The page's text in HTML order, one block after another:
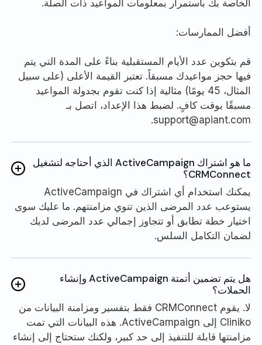
الخاصة بك باستمرار بمعلومات المواعيد ذات الصلة.
أفضل الممارسات:
قم بتكوين عدد الأيام المستقبلية بناءً على المدة التي يتم
فيها حجز مواعيدك مسبقاً. تعتبر القيمة الأعلى (على سبيل
المثال، 45 يومًا) مثالية إذا كنت تقوم بجدولة المواعيد
مسبقًا بوقت كافٍ. لضبط هذا الإعداد، اتصل بـ
support@apiant.com.
ما هو اشتراك ActiveCampaign الذي أحتاجه لتشغيل
CRMConnect؟
يمكنك استخدام أي اشتراك في ActiveCampaign
يستوعب عدد المرضى الذين تنوي مزامنتهم. ما عليك سوى
اختيار خطة تطابق أو تتجاوز إجمالي عدد المرضى لديك
لضمان التكامل السلس.
هل يتم تضمين أتمتة ActiveCampaign وإنشاء
الحملات؟
لا. يقوم CRMConnect فقط بتفسير ومزامنة البيانات من
Cliniko إلى ActiveCampaign. هذه البيانات التي تمت
مزامنتها قابلة للتنفيذ إلى حد كبير، ولكنك ستحتاج إلى إنشاء